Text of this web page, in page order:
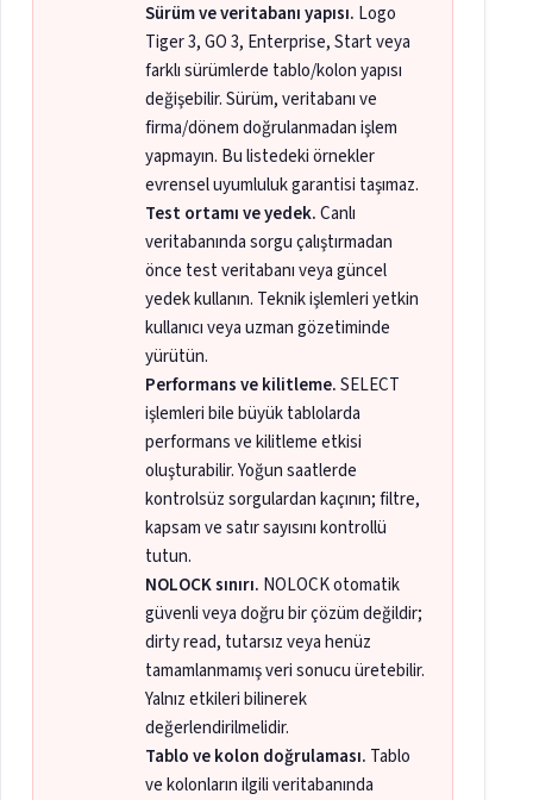
Sürüm ve veritabanı yapısı. Logo
Tiger 3, GO 3, Enterprise, Start veya
farklı sürümlerde tablo/kolon yapısı
değişebilir. Sürüm, veritabanı ve
firma/dönem doğrulanmadan işlem
yapmayın. Bu listedeki örnekler
evrensel uyumluluk garantisi taşımaz.
Test ortamı ve yedek.Canlı
veritabanında sorgu çalıştırmadan
önce test veritabanı veya güncel
yedek kullanın. Teknik işlemleri yetkin
kullanıcı veya uzman gözetiminde
yürütün.
Performans ve kilitleme.SELECT
işlemleri bile büyük tablolarda
performans ve kilitleme etkisi
oluşturabilir. Yoğun saatlerde
kontrolsüz sorgulardan kaçının; filtre,
kapsam ve satır sayısını kontrollü
tutun.
NOLOCK sınırı. NOLOCK otomatik
güvenli veya doğru bir çözüm değildir;
dirty read, tutarsız veya henüz
tamamlanmamış veri sonucu üretebilir.
Yalnız etkileri bilinerek
değerlendirilmelidir.
Tablo ve kolon doğrulaması. Tablo
ve kolonların ilgili veritabanında